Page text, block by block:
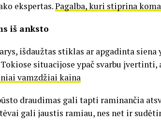
ekspertas.Pagalba, kuri stiprina
iš anksto
išdaužtas stiklas ar apgadinta
situacijose ypač svarbu įvertinti,
vamzdžiai kaina
draudimas gali tapti raminančia
gali jaustis ramiau, nes net ir